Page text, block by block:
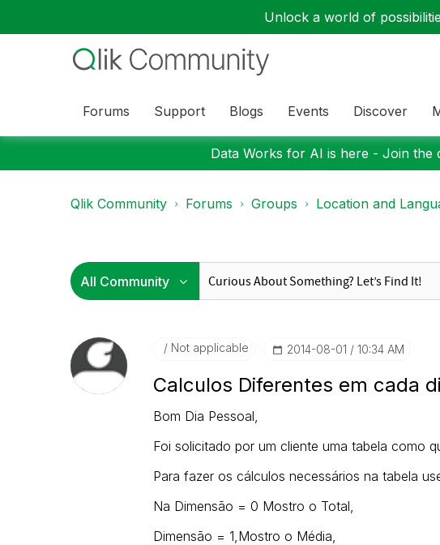
Unlock a world of
Forums Support Blogs Events Discover
Data Works for AI is here - Join the
Qlik Community Forums Groups Location and
Not applicable ‎2014-08-01 10:34 AM
Calculos Diferentes em cada
Bom Dia Pessoal,
Foi solicitado por um cliente uma tabela como
Para fazer os cálculos necessários na tabela
Na Dimensão = 0 Mostro o Total,
Dimensão = 1,Mostro o Média,